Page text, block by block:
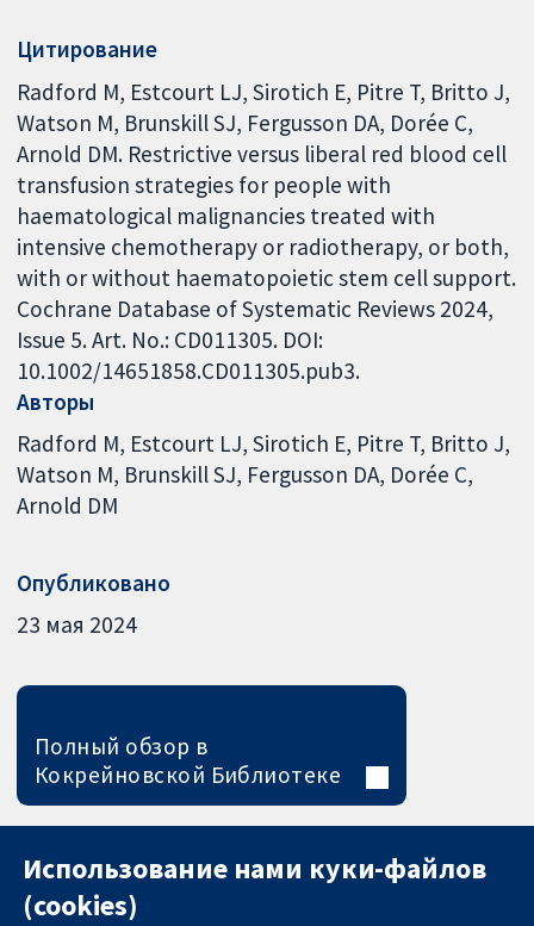
Цитирование
Radford M, Estcourt LJ, Sirotich E, Pitre T, Britto J,
Watson M, Brunskill SJ, Fergusson DA, Dorée C,
Arnold DM. Restrictive versus liberal red blood cell
transfusion strategies for people with
haematological malignancies treated with
intensive chemotherapy or radiotherapy, or both,
with or without haematopoietic stem cell support.
Cochrane Database of Systematic Reviews 2024,
Issue 5. Art. No.: CD011305. DOI:
10.1002/14651858.CD011305.pub3.
Авторы
Radford M Estcourt LJ Sirotich E Pitre T Britto J
Watson M Brunskill SJ Fergusson DA Dorée C
Arnold DM
Опубликовано
23 мая 2024
Полный обзор в
Кокрейновской Библиотеке
Использование нами куки-файлов
(cookies)